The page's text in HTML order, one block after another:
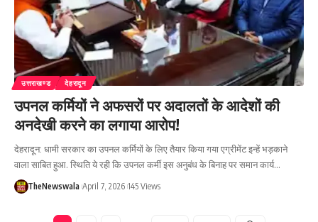
उत्तराखण्ड देहरादून
उपनल कर्मियों ने अफसरों पर अदालतों के आदेशों की
अनदेखी करने का लगाया आरोप!
देहरादून: धामी सरकार का उपनल कर्मियों के लिए तैयार किया गया एग्रीमेंट इन्हें भड़काने
वाला साबित हुआ. स्थिति ये रही कि उपनल कर्मी इस अनुबंध के बिनाह पर समान कार्य…
TheNewswala April 7, 2026 145 Views